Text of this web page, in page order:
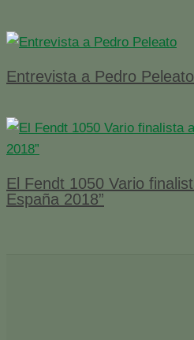
Entrevista a Pedro Peleato
El Fendt 1050 Vario
España 2018”